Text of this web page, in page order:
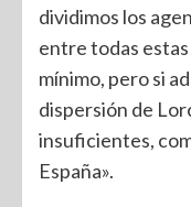
dividimos los
entre todas
mínimo, pero si
dispersión de
insuficientes,
España».